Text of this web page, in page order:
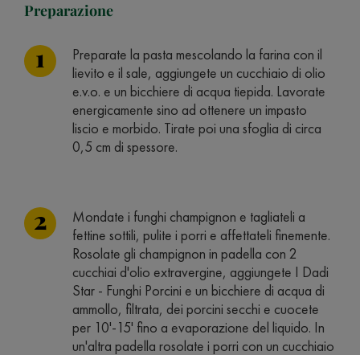
Preparazione
Preparate la pasta mescolando la farina con il
lievito e il sale, aggiungete un cucchiaio di olio
e.v.o. e un bicchiere di acqua tiepida. Lavorate
energicamente sino ad ottenere un impasto
liscio e morbido. Tirate poi una sfoglia di circa
0,5 cm di spessore.
Mondate i funghi champignon e tagliateli a
fettine sottili, pulite i porri e affettateli finemente.
Rosolate gli champignon in padella con 2
cucchiai d'olio extravergine, aggiungete I Dadi
Star - Funghi Porcini e un bicchiere di acqua di
ammollo, filtrata, dei porcini secchi e cuocete
per 10'-15' fino a evaporazione del liquido. In
un'altra padella rosolate i porri con un cucchiaio